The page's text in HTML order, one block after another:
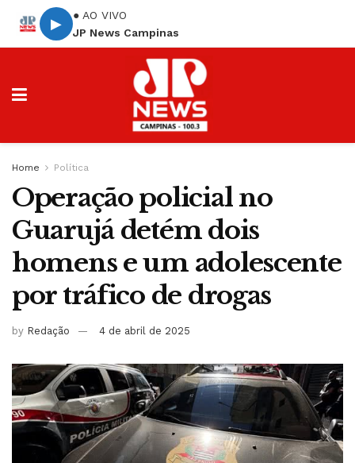
▶
● AO VIVO
JP News Campinas
Home Política
Operação policial no
Guarujá detém dois
homens e um adolescente
por tráfico de drogas
by Redação 4 de abril de 2025